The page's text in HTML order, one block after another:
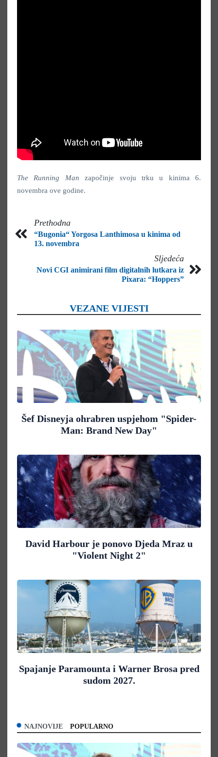
The Running Manzapočinje svoju trku u kinima 6.
novembra ove godine.
Prethodna
“Bugonia“ Yorgosa Lanthimosa u kinima od
13. novembra
Sljedeća
Novi CGI animirani film digitalnih lutkara iz
Pixara: “Hoppers”
VEZANE VIJESTI
Šef Disneyja ohrabren uspjehom "Spider-
Man: Brand New Day"
David Harbour je ponovo Djeda Mraz u
"Violent Night 2"
Spajanje Paramounta i Warner Brosa pred
sudom 2027.
NAJNOVIJE POPULARNO